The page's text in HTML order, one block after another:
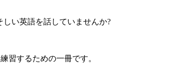
い英語を話していませんか?
習するための一冊です。